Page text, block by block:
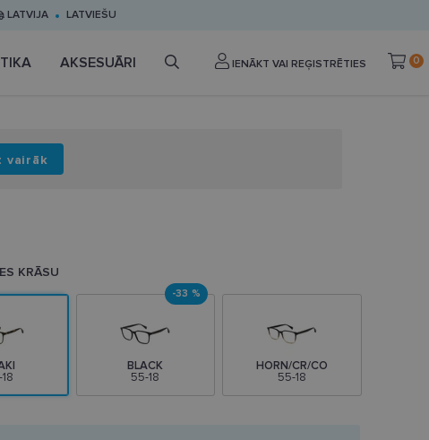
LATVIJA LATVIEŠU
AKSESUĀRI IENĀKT VAI REĢISTRĒTIES 0
vairāk
KRĀSU
BLACK
55-18
-33 %
HORN/CR/CO
55-18